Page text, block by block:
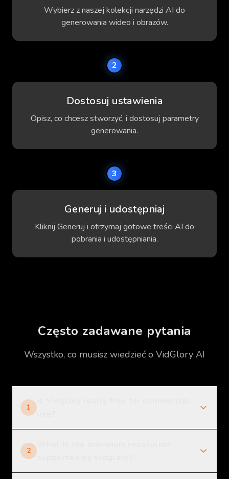
Wybierz z naszej kolekcji narzędzi AI do
generowania wideo i obrazów.
2
Dostosuj ustawienia
Opisz, co chcesz stworzyć, i dostosuj parametry
generowania.
3
Generuj i udostępniaj
Kliknij Generuj i otrzymaj gotowe treści AI do
pobrania i udostępniania.
Często zadawane pytania
Wszystko, co musisz wiedzieć o VidGlory AI
1
2